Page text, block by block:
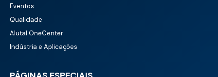
Eventos
Qualidade
Alutal OneCenter
Indústria e Aplicações